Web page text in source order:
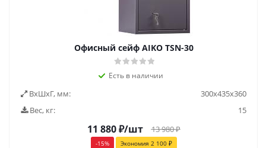
Офисный сейф AIKO ТSN-30
Есть в наличии
ВxШxГ, мм:
300х435х360
Вес, кг:
15
11 880₽/шт 13 980₽
-15% Экономия 2 100₽